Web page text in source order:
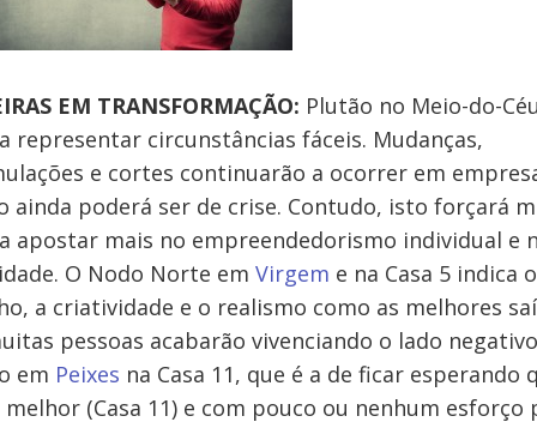
EM TRANSFORMAÇÃO: Plutão no Meio-do-
representar circunstâncias fáceis. Mudanças,
e cortes continuarão a ocorrer em
ainda poderá ser de crise. Contudo, isto forçará
apostar mais no empreendedorismo individual e
O Nodo Norte em Virgem e na Casa 5 indica o
a criatividade e o realismo como as melhores
pessoas acabarão vivenciando o lado
em Peixes na Casa 11, que é a de ficar esperando
(Casa 11) e com pouco ou nenhum esforço